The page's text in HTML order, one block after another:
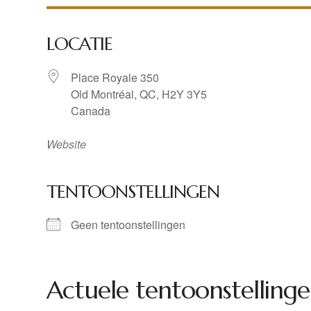
LOCATIE
Place Royale 350
Old Montréal, QC, H2Y 3Y5
Canada
Website
TENTOONSTELLINGEN
Geen tentoonstellingen
Actuele